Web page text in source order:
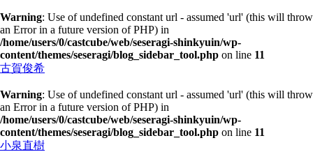
Warning: Use of undefined constant url - assumed 'url' (this will throw
an Error in a future version of PHP) in
/home/users/0/castcube/web/seseragi-shinkyuin/wp-
content/themes/seseragi/blog_sidebar_tool.php on line 11
古賀俊希
Warning: Use of undefined constant url - assumed 'url' (this will throw
an Error in a future version of PHP) in
/home/users/0/castcube/web/seseragi-shinkyuin/wp-
content/themes/seseragi/blog_sidebar_tool.php on line 11
小泉直樹